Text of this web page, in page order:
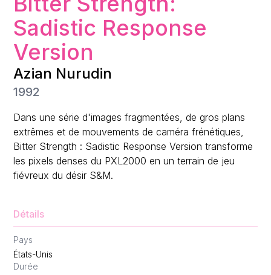
Sadistic Response
Version
Azian Nurudin
1992
Dans une série d'images fragmentées, de gros plans
extrêmes et de mouvements de caméra frénétiques,
Bitter Strength : Sadistic Response Version transforme
les pixels denses du PXL2000 en un terrain de jeu
fiévreux du désir S&M.
Détails
Pays
États-Unis
Durée